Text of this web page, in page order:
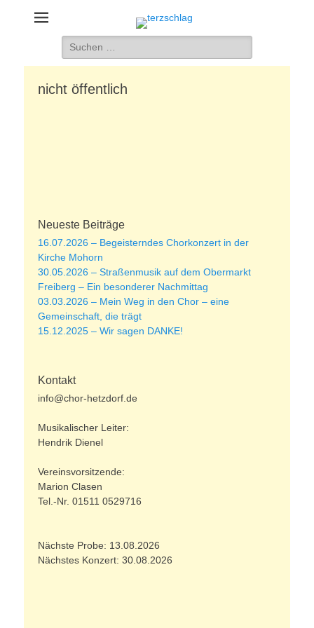
terzschlag
Gemischter Chor Hetzdorf e. V.
Suche
nach:
nicht öffentlich
Neueste Beiträge
16.07.2026 – Begeisterndes Chorkonzert in der
Kirche Mohorn
30.05.2026 – Straßenmusik auf dem Obermarkt
Freiberg – Ein besonderer Nachmittag
03.03.2026 – Mein Weg in den Chor – eine
Gemeinschaft, die trägt
15.12.2025 – Wir sagen DANKE!
Kontakt
info@chor-hetzdorf.de
Musikalischer Leiter:
Hendrik Dienel
Vereinsvorsitzende:
Marion Clasen
Tel.-Nr. 01511 0529716
Nächste Probe: 13.08.2026
Nächstes Konzert: 30.08.2026